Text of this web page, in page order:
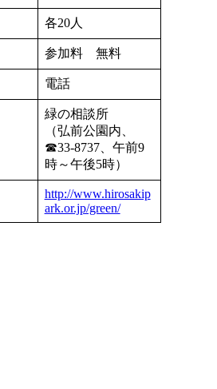
各20人
参加料 無料
電話
緑の相談所
（弘前公園内、
☎33-8737、午前9
時～午後5時）
http://www.hirosakip
ark.or.jp/green/